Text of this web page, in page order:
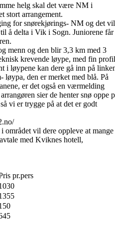
helg skal det være NM i
stort arrangement.
for snørekjørings- NM og det vil
å delta i Vik i Sogn. Juniorene får
menn og den blir 3,3 km med 3
krevende løype, med fin profil
i løypene kan dere gå inn på
løypa, den er merket med blå. På
er det også en værmelding
sier de henter snø oppe
vi er trygge på at det er godt
området vil dere oppleve at mange
med Kviknes hotell,
pr.pers